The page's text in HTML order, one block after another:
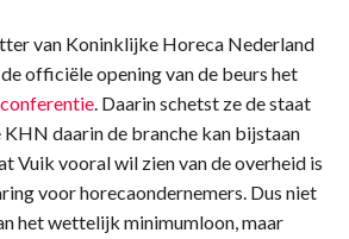
van Koninklijke Horeca Nederland
officiële opening van de beurs het
. Daarin schetst ze de staat
KHN daarin de branche kan bijstaan
Vuik vooral wil zien van de overheid is
voor horecaondernemers. Dus niet
het wettelijk minimumloon, maar